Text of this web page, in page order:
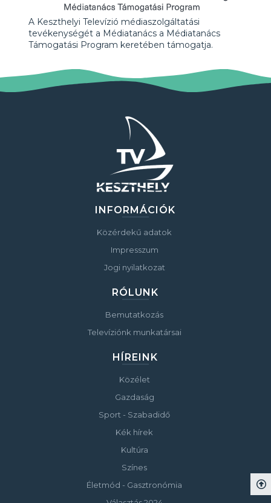
A Keszthelyi Televízió médiaszolgáltatási
tevékenységét a Médiatanács a Médiatanács
Támogatási Program keretében támogatja.
INFORMÁCIÓK
Közérdekű adatok
Impresszum
Jogi nyilatkozat
RÓLUNK
Bemutatkozás
Televíziónk munkatársai
HÍREINK
Közélet
Gazdaság
Sport - Szabadidő
Kék hírek
Kultúra
Színes
Életmód - Gasztronómia